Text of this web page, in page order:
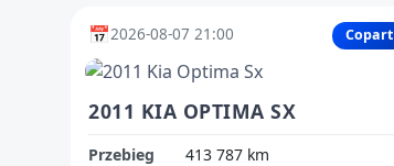
📅2026-08-07 21:00 Copart
2011 KIA OPTIMA SX
Przebieg
413 787 km